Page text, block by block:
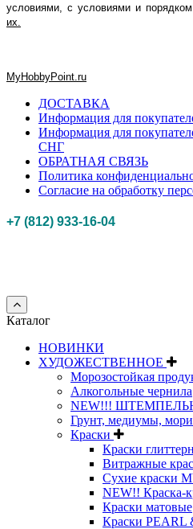
условиями, с условиями и
их.
MyHobbyPoint.ru
ДОСТАВКА
Информация для
Информация для
СНГ
ОБРАТНАЯ СВЯЗЬ
Политика
Согласие на обработку
+7 (812) 933-16-04
Каталог
НОВИНКИ
ХУДОЖЕСТВЕННОЕ
Морозостойкая
Алкогольные чернила
NEW!!!
Грунт, медиумы,
Краски
Краски
Витражные
Сухие краски
NEW!! Краска-
Краски матовые
Краски